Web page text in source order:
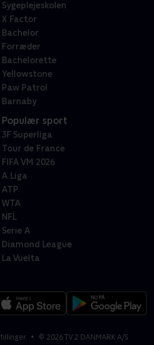
Sygeplejeskolen
X Factor
Bachelor
Forræder
Bachelorette
Yellowstone
Paw Patrol
Barnaby
Populær sport
3F Superliga
Tour de France
FIFA VM 2026
A Liga
ATP
WTA
NFL
Serie A
Diamond League
La Vuelta
© 2026TV 2 DANMARK A/S